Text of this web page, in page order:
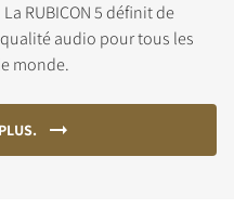
RUBICON 5 définit de
audio pour tous les
monde.